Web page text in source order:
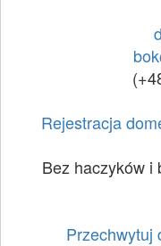
Rejestracja
Bez haczyków i
Przechwytuj